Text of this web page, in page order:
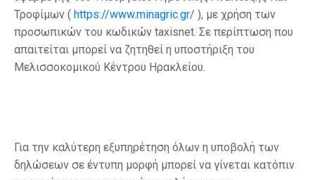
Τροφίμων ( https://www.minagric.gr/ ), με χρήση των
προσωπικών του κωδικών taxisnet. Σε περίπτωση που
απαιτείται μπορεί να ζητηθεί η υποστήριξη του
Μελισσοκομικού Κέντρου Ηρακλείου.
Για την καλύτερη εξυπηρέτηση όλων η υποβολή των
δηλώσεων σε έντυπη μορφή μπορεί να γίνεται κατόπιν